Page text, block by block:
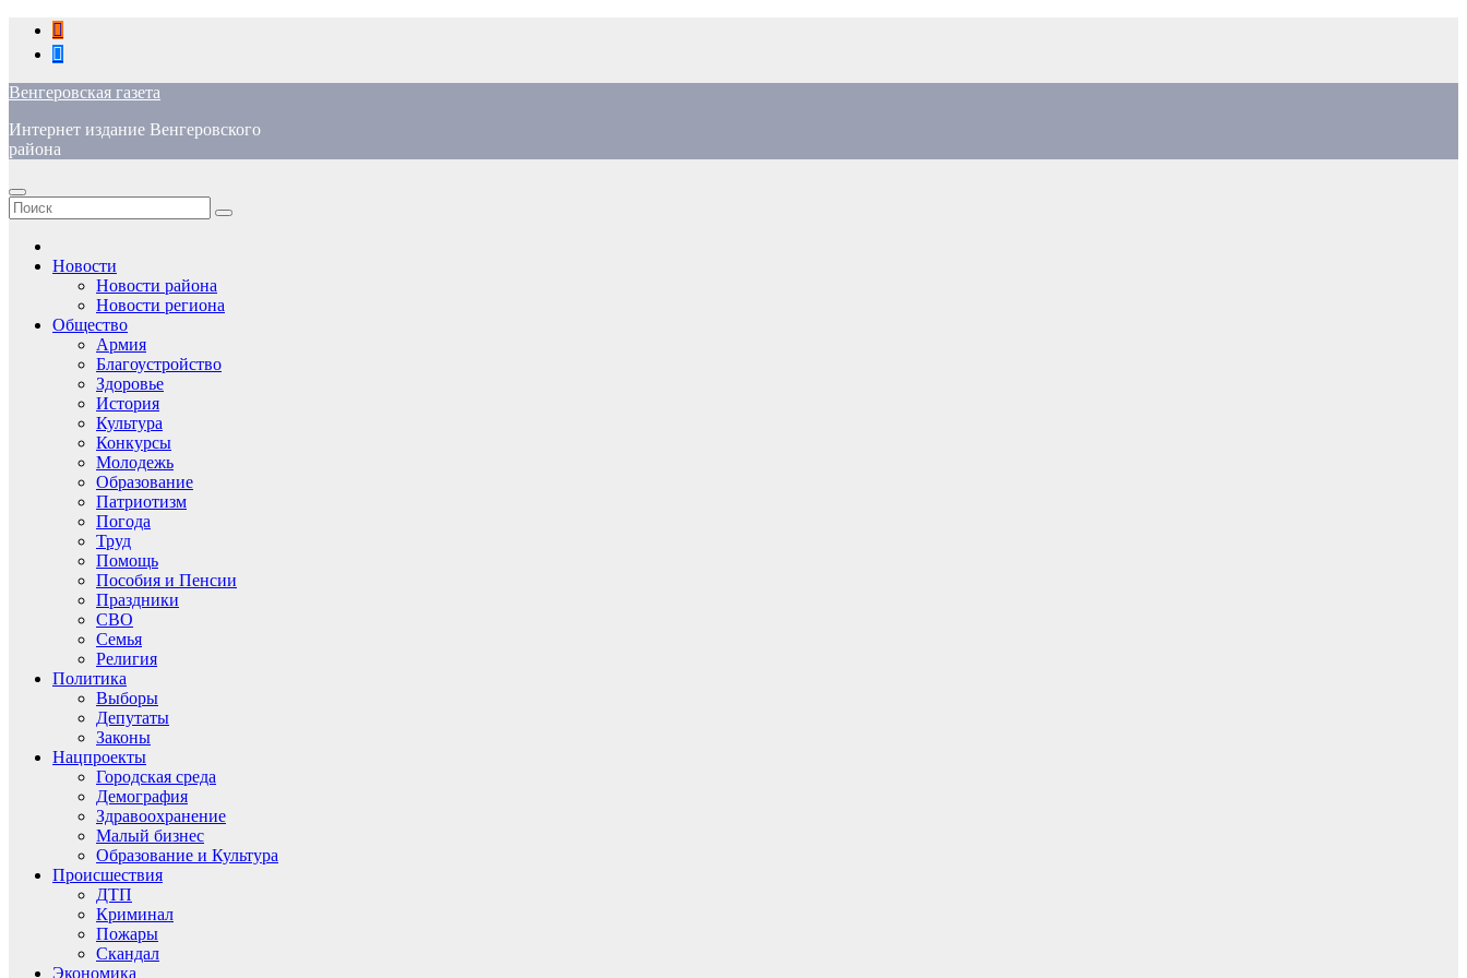
Перейти
содержимому
Венгеровская газета
Интернет издание Венгеровского
района
Новости
Новости района
Новости региона
Общество
Армия
Благоустройство
Здоровье
История
Культура
Конкурсы
Молодежь
Образование
Патриотизм
Погода
Труд
Помощь
Пособия и Пенсии
Праздники
СВО
Семья
Религия
Политика
Выборы
Депутаты
Законы
Нацпроекты
Городская среда
Демография
Здравоохранение
Малый бизнес
Образование и Культура
Происшествия
ДТП
Криминал
Пожары
Скандал
Экономика